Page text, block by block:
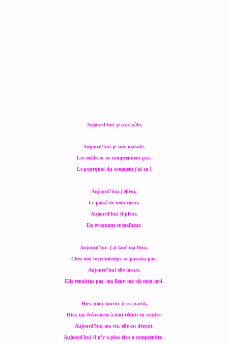
Aujourd'hui je suis pâle,
Aujourd'hui je suis malade.
Les médecin ne comprennent pas,
Le pourquoi du comment j'ai sa !
Aujourd'hui j'éfleur,
Le passé de mon coeur.
Aujourd'hui il pleur,
En évoquant ce malheur.
Aujourd'hui j'ai fané ma fleur,
Chez moi le primtemps ne passera pas;
Aujourd'hui elle meurt,
Elle renaîtras pas, ma fleur, ma vie mon moi.
Hier, mon sourire il est partit,
Hier, un événement à tout réduit en cendre;
Aujourd'hui ma vie, elle est détruit,
Aujourd'hui il n'y a plus rien à comprendre .